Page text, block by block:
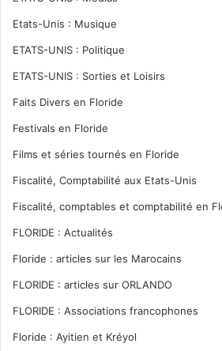
Etats-Unis : Musique
ETATS-UNIS : Politique
ETATS-UNIS : Sorties et Loisirs
Faits Divers en Floride
Festivals en Floride
Films et séries tournés en Floride
Fiscalité, Comptabilité aux Etats-Unis
Fiscalité, comptables et comptabilité en
FLORIDE : Actualités
Floride : articles sur les Marocains
FLORIDE : articles sur ORLANDO
FLORIDE : Associations francophones
Floride : Ayitien et Kréyol